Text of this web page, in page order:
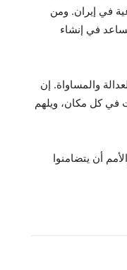
في إيران. ومن
في إنشاء
والمساواة. إن
في كل مكان، ويلهم
أن يتضامنوا